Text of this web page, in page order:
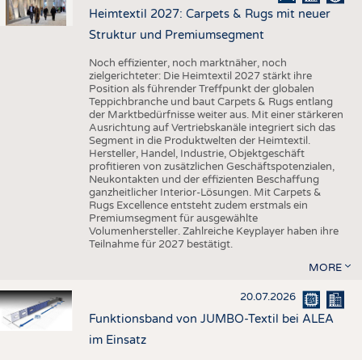
Heimtextil 2027: Carpets & Rugs mit neuer
Struktur und Premiumsegment
Noch effizienter, noch marktnäher, noch
zielgerichteter: Die Heimtextil 2027 stärkt ihre
Position als führender Treffpunkt der globalen
Teppichbranche und baut Carpets & Rugs entlang
der Marktbedürfnisse weiter aus. Mit einer stärkeren
Ausrichtung auf Vertriebskanäle integriert sich das
Segment in die Produktwelten der Heimtextil.
Hersteller, Handel, Industrie, Objektgeschäft
profitieren von zusätzlichen Geschäftspotenzialen,
Neukontakten und der effizienten Beschaffung
ganzheitlicher Interior-Lösungen. Mit Carpets &
Rugs Excellence entsteht zudem erstmals ein
Premiumsegment für ausgewählte
Volumenhersteller. Zahlreiche Keyplayer haben ihre
Teilnahme für 2027 bestätigt.
MORE
20.07.2026
Funktionsband von JUMBO-Textil bei ALEA
im Einsatz